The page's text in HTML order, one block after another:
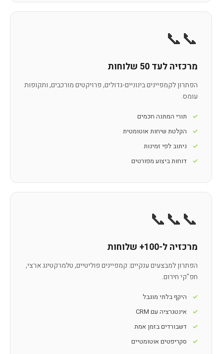
📞📞
מרכזיה לעד 50 שלוחות
הפתרון לקמפיינים בינוניים-גדולים, פרויקטים מורכבים, ותקופות
עומס.
תורי המתנה חכמים
הקלטת שיחות אוטומטית
ניתוב לפי זמינות
דוחות ביצוע מפורטים
📞📞📞
מרכזיה ל-100+ שלוחות
הפתרון למבצעים ענקיים: קמפיינים פוליטיים, טלמרקטינג ארצי,
חפ"קי חירום.
היקף בלתי מוגבל
אינטגרציה עם CRM
דשבורדים בזמן אמת
סקריפטים אוטומטיים